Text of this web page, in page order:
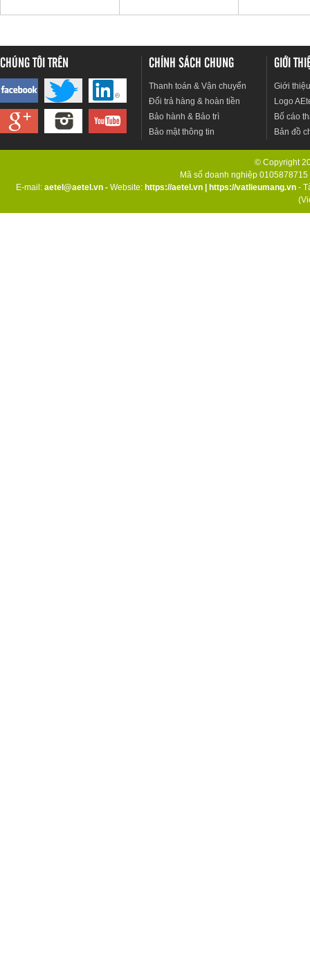
CHÚNG TÔI TRÊN CHÍNH SÁCH CHUNG
Thanh toán & Vận chuyển
Đổi trả hàng & hoàn tiền
Bảo hành & Bảo trì
Bảo mật thông tin
GIỚI
Giới
Logo
Bố cáo
Bản đồ
© Copyright
Mã số doanh nghiệp
E-mail: aetel@aetel.vn - Website: https://aetel.vn https://vatlieumang.vn -